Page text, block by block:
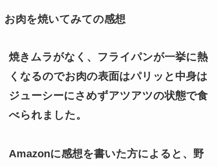
お肉を焼いてみての感想
焼きムラがなく、フライパンが一挙に熱
くなるのでお肉の表面はパリッと中身は
ジューシーにさめずアツアツの状態で食
べられました。
Amazonに感想を書いた方によると、野